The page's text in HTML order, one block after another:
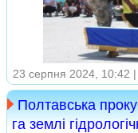
23 серпня 2024, 10:42 |
Полтавська
га землі